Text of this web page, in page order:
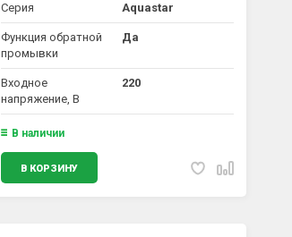
Серия Aquastar
Функция обратной
промывки
Да
Входное
напряжение, В
220
В наличии
В КОРЗИНУ